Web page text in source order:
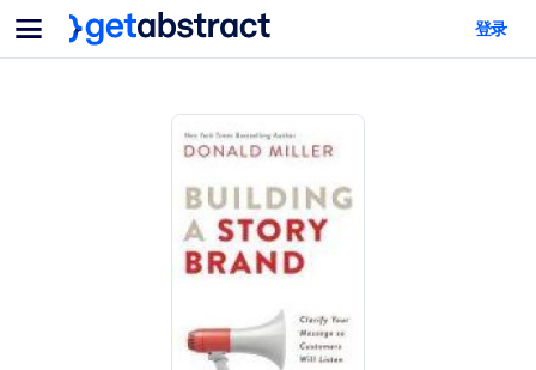
菜单
面向团队与管理者
为您的员工配备关键的人工智能技能。
帮助您的管理者为未来的工作时代做好准备。
让团队更轻松地共同学习、解决实际问题并更快采取行动。
面向人工智能系统
登录